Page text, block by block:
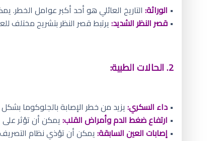
• الوراثة: التاريخ العائلي هو أحد أكبر عوامل
• قصر النظر الشديد: يرتبط قصر النظر بتشريح
2. الحالات الطبية:
• داء السكري: يزيد من خطر الإصابة بالجلوكوما بشكل
• ارتفاع ضغط الدم وأمراض القلب: يمكن أن تؤثر
• إصابات العين السابقة:يمكن أن تؤذي نظام